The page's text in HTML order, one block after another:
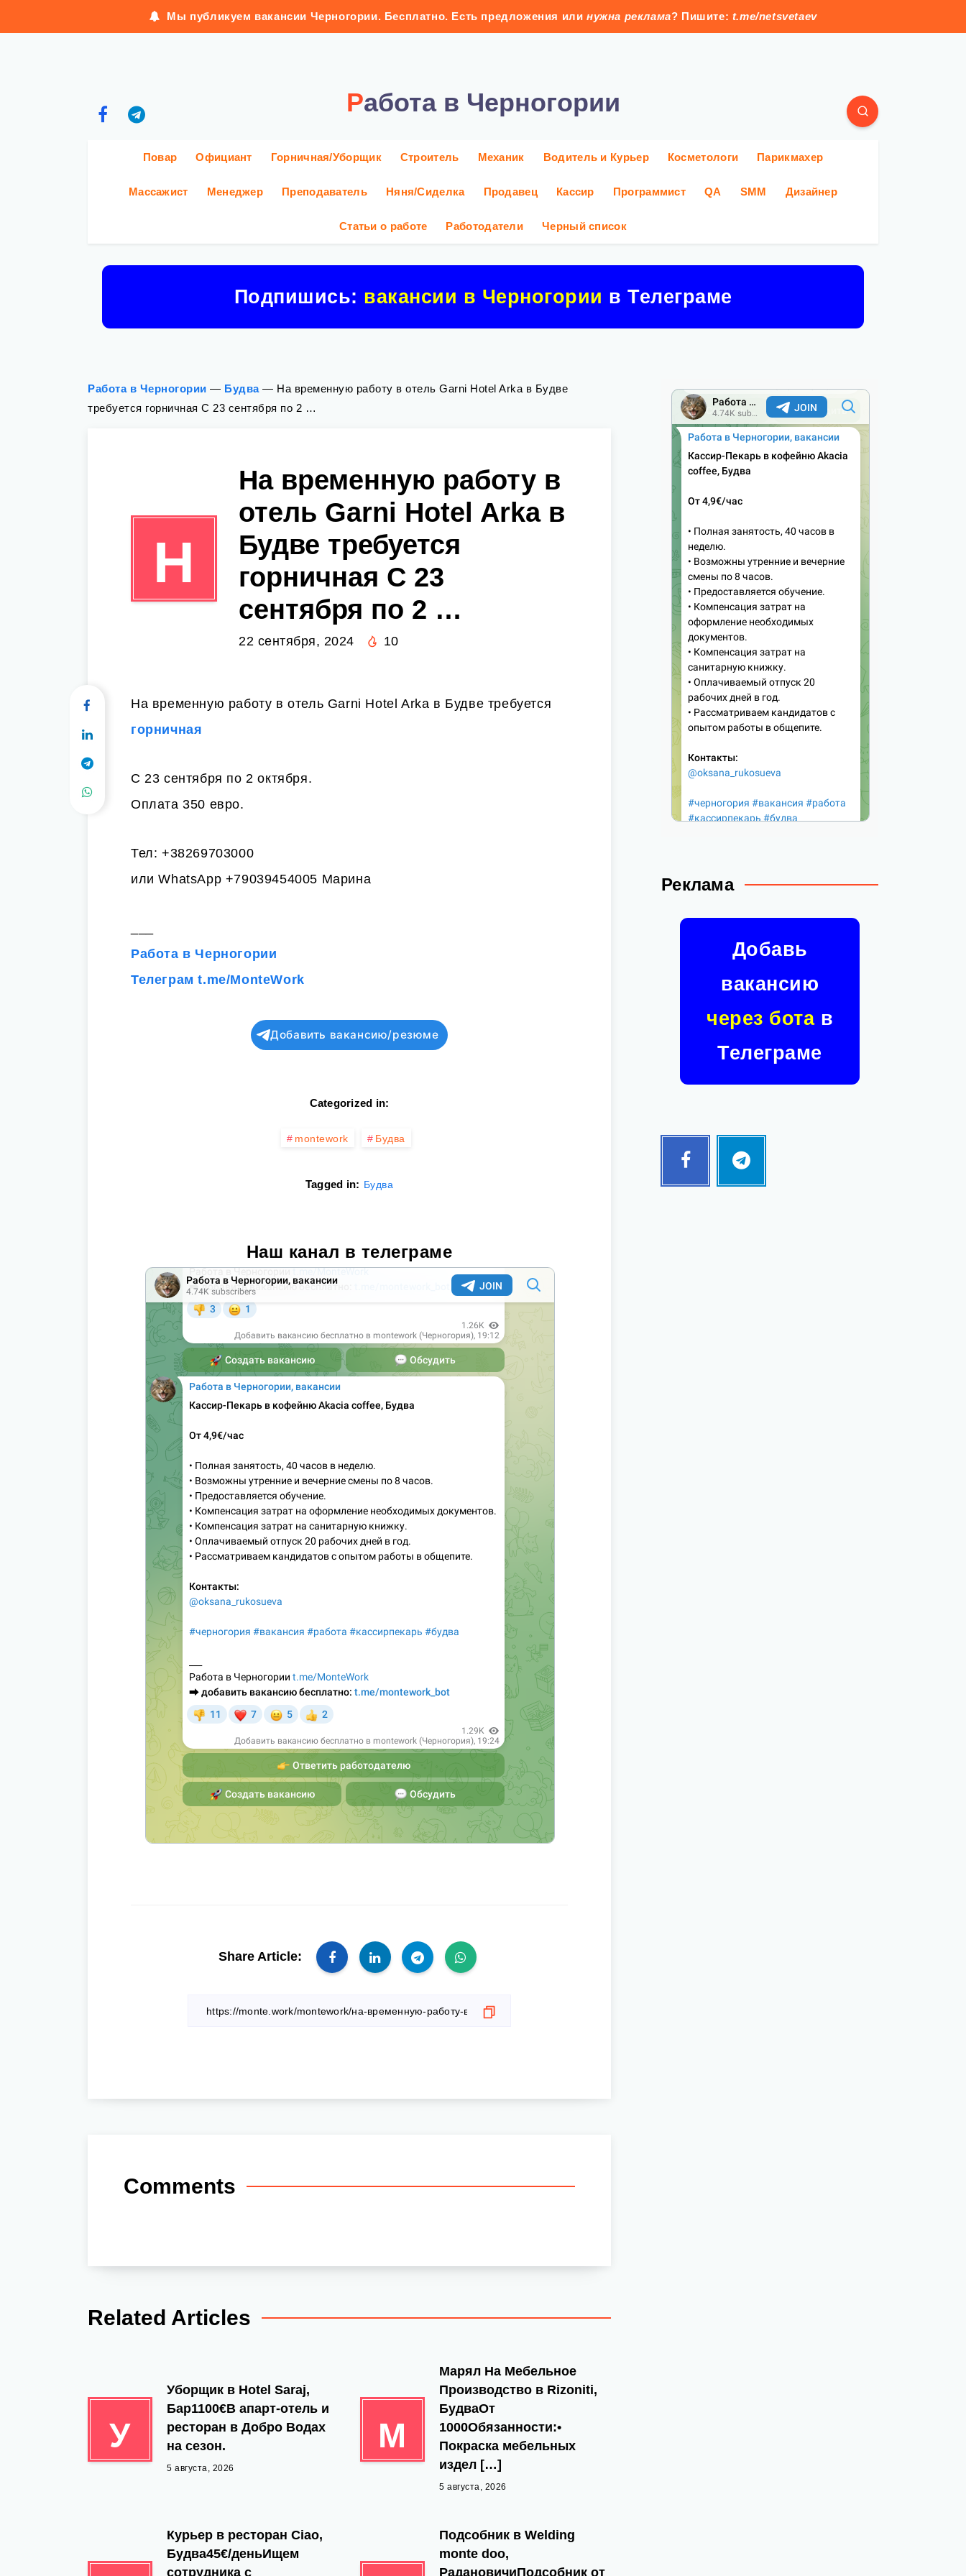
Мы публикуем вакансии Черногории. Бесплатно. Есть предложения или нужна реклама? Пишите: t.me/netsvetaev
Работа в Черногории
Повар Официант Горничная/Уборщик Строитель Механик Водитель и Курьер Косметологи Парикмахер
Массажист Менеджер Преподаватель Няня/Сиделка Продавец Кассир Программист QA SMM Дизайнер
Статьи о работе Работодатели Черный список
Подпишись: вакансии в Черногории в Телеграме
Работа в Черногории — Будва— На временную работу в отель Garni Hotel Arka в Будве
требуется горничная С 23 сентября по 2 …
Н
На временную работу в
отель Garni Hotel Arka в
Будве требуется
горничная С 23
сентября по 2 …
22 сентября, 2024 10
На временную работу в отель Garni Hotel Arka в Будве требуется
горничная
С 23 сентября по 2 октября.
Оплата 350 евро.
Тел: +38269703000
или WhatsApp +79039454005 Марина
Работа в Черногории
Телеграм t.me/MonteWork
Добавить вакансию/резюме
Categorized in:
montework Будва
Tagged in: Будва
Наш канал в телеграме
Share Article:
Comments
Related Articles
У
Уборщик в Hotel Saraj,
Бар1100€В апарт-отель и
ресторан в Добро Водах
на сезон.
5 августа, 2026
М
Марял На Мебельное
Производство в Rizoniti,
БудваОт
1000Обязанности:•
Покраска мебельных
издел […]
5 августа, 2026
Курьер в ресторан Ciao,
Будва45€/деньИщем
сотрудника с
Подсобник в Welding
monte doo,
РадановичиПодсобник от
Реклама
Добавь
вакансию
через ботав
Телеграме
Facebook
Follow
Telegram
Follow